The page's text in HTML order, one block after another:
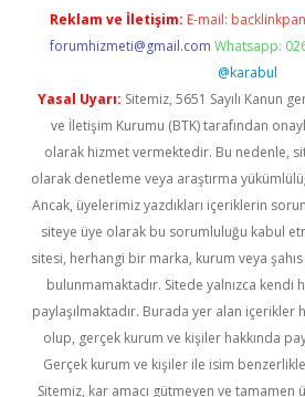
Reklam ve İletişim: E-mail:
forumhizmeti@gmail.com Whatsapp:
@karabul
Yasal Uyarı: Sitemiz, 5651 Sayılı Kanun
ve İletişim Kurumu (BTK) tarafından
olarak hizmet vermektedir. Bu nedenle,
olarak denetleme veya araştırma
Ancak, üyelerimiz yazdıkları içeriklerin
siteye üye olarak bu sorumluluğu kabul
sitesi, herhangi bir marka, kurum veya
bulunmamaktadır. Sitede yalnızca kendi
paylaşılmaktadır. Burada yer alan içerikler
olup, gerçek kurum ve kişiler hakkında
Gerçek kurum ve kişiler ile isim
Sitemiz, kar amacı gütmeyen ve tamamen